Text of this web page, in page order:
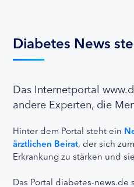
Diabetes News
Das Internetportal
andere Experten, die
Hinter dem Portal steht ein
ärztlichen Beirat, der sich
Erkrankung zu stärken und
Das Portal diabetes-